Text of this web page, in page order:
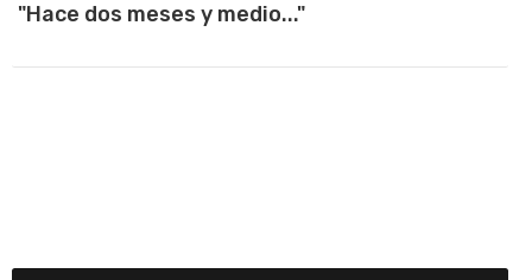
"Hace dos meses y medio..."